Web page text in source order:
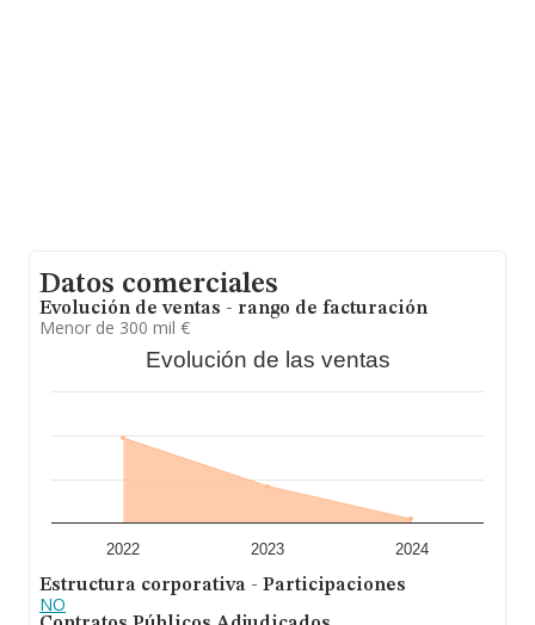
Datos comerciales
Evolución de ventas - rango de facturación
Menor de 300 mil €
Evolución de las ventas
2022 2023 2024
Estructura corporativa - Participaciones
NO